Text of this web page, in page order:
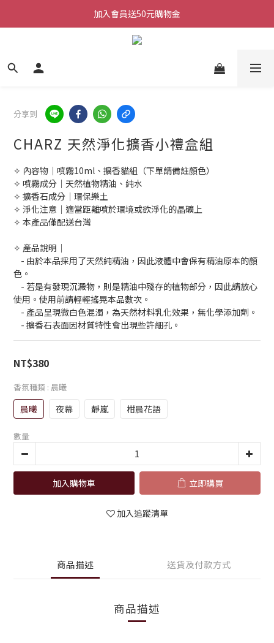
加入會員送50元購物金
每週三/四/五 20:30 IG直播
加入會員送50元購物金
分享到
CHARZ 天然淨化擴香小禮盒組
✧ 內容物｜噴霧10ml、擴香貓組（下單請備註顏色）
✧ 噴霧成分｜天然植物精油、純水
✧ 擴香石成分｜環保樂土
✧ 淨化注意｜適當距離噴於環境或欲淨化的晶礦上
✧ 本產品僅配送台灣
✧ 產品說明｜
色。
使用。使用前請輕輕搖晃本品數次。
    - 產品呈現微白色混濁，為天然材料乳化效果，無化學添加劑。
    - 擴香石表面因材質特性會出現些許細孔。
NT$380
香氛種類 : 晨曦
晨曦 夜幕 靜嵐 柑晨花語
數量
加入購物車 立即購買
加入追蹤清單
商品描述 送貨及付款方式
商品描述